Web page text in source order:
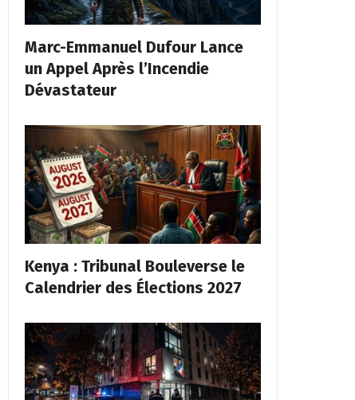
Marc-Emmanuel Dufour Lance
un Appel Après l’Incendie
Dévastateur
Kenya : Tribunal Bouleverse le
Calendrier des Élections 2027